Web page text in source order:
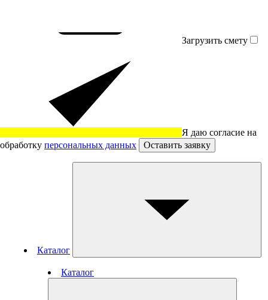
Загрузить смету
Я даю согласие на
обработку персональных данных Оставить заявку
Каталог
Каталог